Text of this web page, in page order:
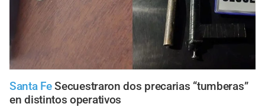
Santa Fe Secuestraron dos precarias “tumberas”
en distintos operativos